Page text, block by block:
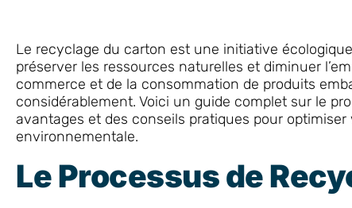
Le recyclage du carton est une initiative
préserver les ressources naturelles et diminuer
commerce et de la consommation de produits
considérablement. Voici un guide complet sur le
avantages et des conseils pratiques pour
environnementale.
Le Processus de